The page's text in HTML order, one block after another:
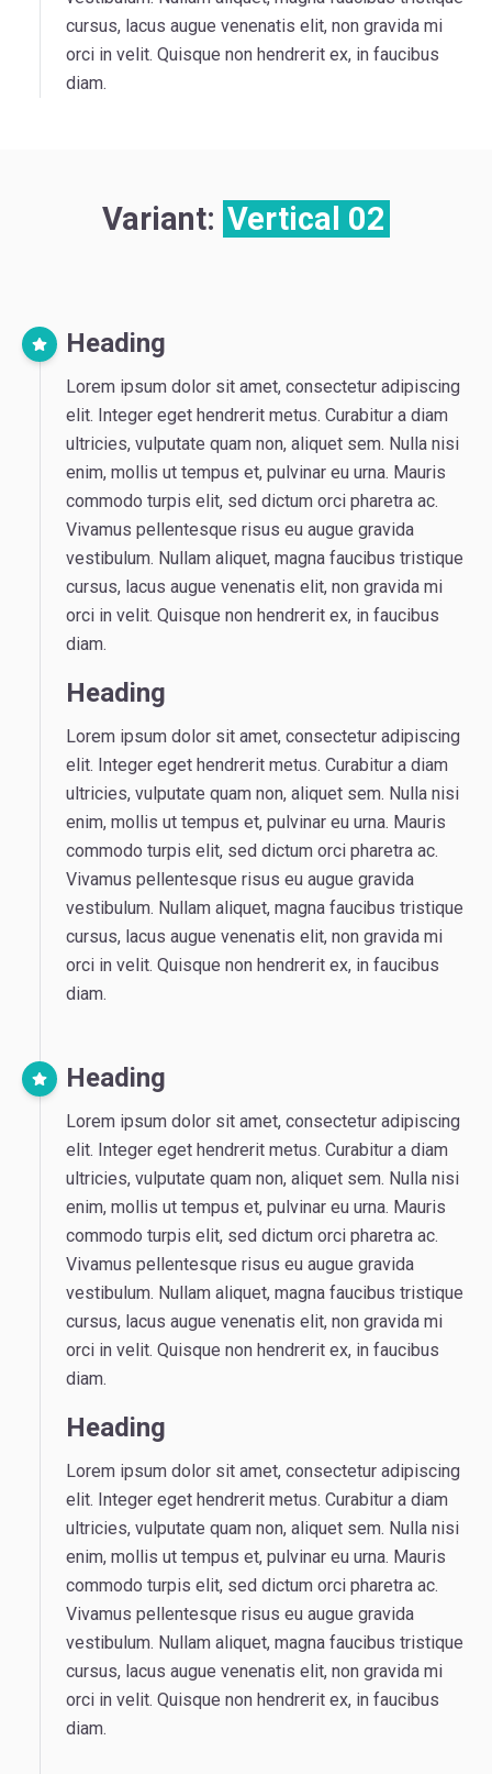
cursus, lacus augue venenatis elit, non gravida mi
orci in velit. Quisque non hendrerit ex, in faucibus
diam.
Variant: Vertical 02
Heading
Lorem ipsum dolor sit amet, consectetur adipiscing
elit. Integer eget hendrerit metus. Curabitur a diam
ultricies, vulputate quam non, aliquet sem. Nulla nisi
enim, mollis ut tempus et, pulvinar eu urna. Mauris
commodo turpis elit, sed dictum orci pharetra ac.
Vivamus pellentesque risus eu augue gravida
vestibulum. Nullam aliquet, magna faucibus tristique
cursus, lacus augue venenatis elit, non gravida mi
orci in velit. Quisque non hendrerit ex, in faucibus
diam.
Heading
Lorem ipsum dolor sit amet, consectetur adipiscing
elit. Integer eget hendrerit metus. Curabitur a diam
ultricies, vulputate quam non, aliquet sem. Nulla nisi
enim, mollis ut tempus et, pulvinar eu urna. Mauris
commodo turpis elit, sed dictum orci pharetra ac.
Vivamus pellentesque risus eu augue gravida
vestibulum. Nullam aliquet, magna faucibus tristique
cursus, lacus augue venenatis elit, non gravida mi
orci in velit. Quisque non hendrerit ex, in faucibus
diam.
Heading
Lorem ipsum dolor sit amet, consectetur adipiscing
elit. Integer eget hendrerit metus. Curabitur a diam
ultricies, vulputate quam non, aliquet sem. Nulla nisi
enim, mollis ut tempus et, pulvinar eu urna. Mauris
commodo turpis elit, sed dictum orci pharetra ac.
Vivamus pellentesque risus eu augue gravida
vestibulum. Nullam aliquet, magna faucibus tristique
cursus, lacus augue venenatis elit, non gravida mi
orci in velit. Quisque non hendrerit ex, in faucibus
diam.
Heading
Lorem ipsum dolor sit amet, consectetur adipiscing
elit. Integer eget hendrerit metus. Curabitur a diam
ultricies, vulputate quam non, aliquet sem. Nulla nisi
enim, mollis ut tempus et, pulvinar eu urna. Mauris
commodo turpis elit, sed dictum orci pharetra ac.
Vivamus pellentesque risus eu augue gravida
vestibulum. Nullam aliquet, magna faucibus tristique
cursus, lacus augue venenatis elit, non gravida mi
orci in velit. Quisque non hendrerit ex, in faucibus
diam.